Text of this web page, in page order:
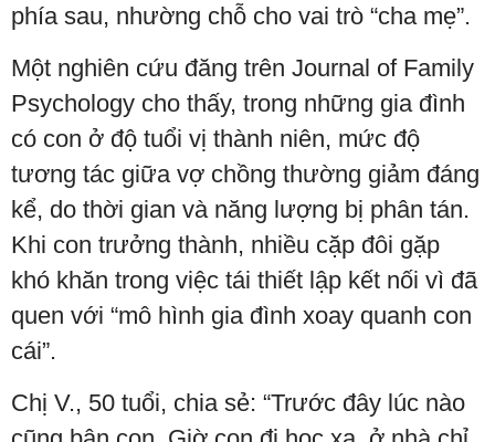
phía sau, nhường chỗ cho vai trò “cha mẹ”.
Một nghiên cứu đăng trên Journal of Family
Psychology cho thấy, trong những gia đình
có con ở độ tuổi vị thành niên, mức độ
tương tác giữa vợ chồng thường giảm đáng
kể, do thời gian và năng lượng bị phân tán.
Khi con trưởng thành, nhiều cặp đôi gặp
khó khăn trong việc tái thiết lập kết nối vì đã
quen với “mô hình gia đình xoay quanh con
cái”.
Chị V., 50 tuổi, chia sẻ: “Trước đây lúc nào